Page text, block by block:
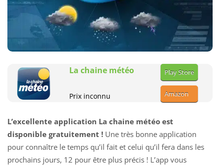
La chaine météo
Prix inconnu
Play Store
Amazon
L’excellente application La chaine météo est
disponible gratuitement ! Une très bonne application
pour connaître le temps qu’il fait et celui qu’il fera dans les
prochains jours, 12 pour être plus précis ! L’app vous